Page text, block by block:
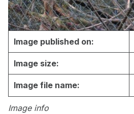
Image info
Image published on:
Image size:
Image file name: